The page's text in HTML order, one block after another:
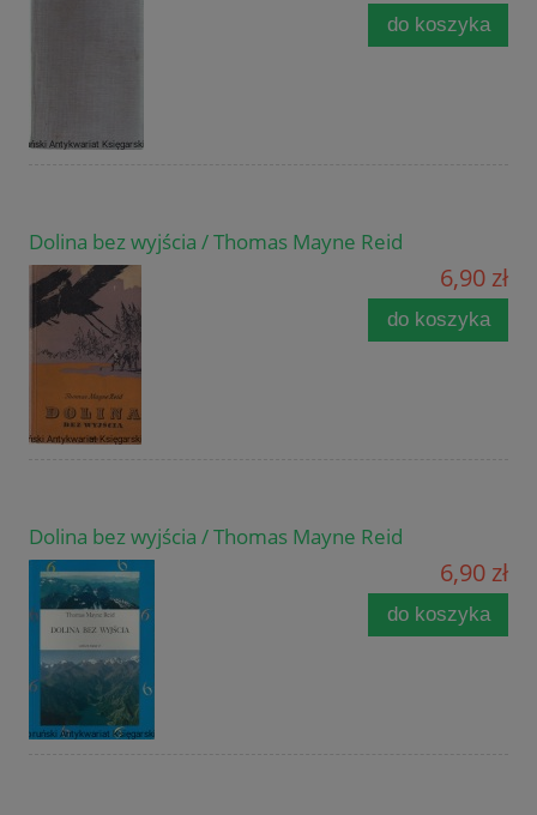
do koszyka
Dolina bez wyjścia / Thomas Mayne Reid
6,90 zł
do koszyka
Dolina bez wyjścia / Thomas Mayne Reid
6,90 zł
do koszyka